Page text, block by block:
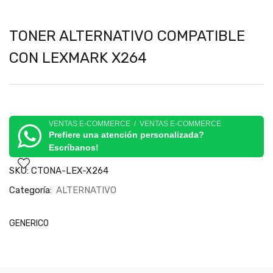
TONER ALTERNATIVO COMPATIBLE
CON LEXMARK X264
VENTAS E-COMMERCE / VENTAS E-COMMERCE
Prefiere una atención personalizada?
Escríbanos!
SKU: CTONA-LEX-X264
Categoría: ALTERNATIVO
GENERICO